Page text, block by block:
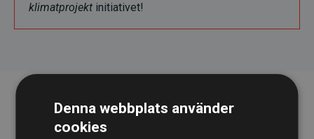
klimatprojekt initiativet!
Denna webbplats använder
cookies